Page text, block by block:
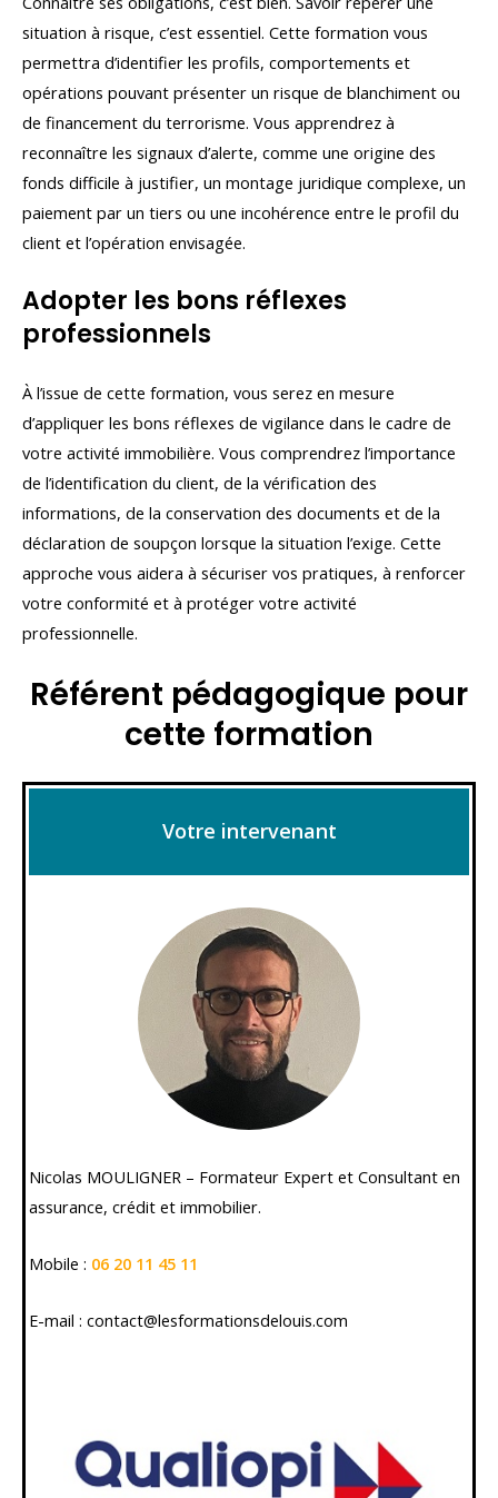
situation à risque, c’est essentiel. Cette formation vous
permettra d’identifier les profils, comportements et
opérations pouvant présenter un risque de blanchiment ou
de financement du terrorisme. Vous apprendrez à
reconnaître les signaux d’alerte, comme une origine des
fonds difficile à justifier, un montage juridique complexe, un
paiement par un tiers ou une incohérence entre le profil du
client et l’opération envisagée.
Adopter les bons réflexes
professionnels
À l’issue de cette formation, vous serez en mesure
d’appliquer les bons réflexes de vigilance dans le cadre de
votre activité immobilière. Vous comprendrez l’importance
de l’identification du client, de la vérification des
informations, de la conservation des documents et de la
déclaration de soupçon lorsque la situation l’exige. Cette
approche vous aidera à sécuriser vos pratiques, à renforcer
votre conformité et à protéger votre activité
professionnelle.
Référent pédagogique pour
cette formation
Votre intervenant
Nicolas MOULIGNER – Formateur Expert et Consultant en
assurance, crédit et immobilier.
Mobile : 06 20 11 45 11
E-mail : contact@lesformationsdelouis.com